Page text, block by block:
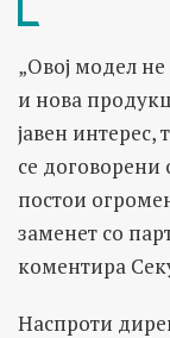
„Овој модел
и нова
јавен
се договорени
постои
заменет со
коментира
Наспроти